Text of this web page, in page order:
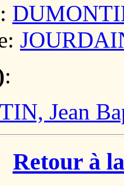
:
Jean
Retour à